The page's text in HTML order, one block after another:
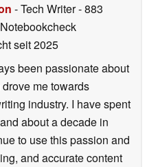
- Tech Writer- 883
seit 2025
been passionate about
me towards
industry. I have spent
about a decade in
to use this passion and
and accurate content